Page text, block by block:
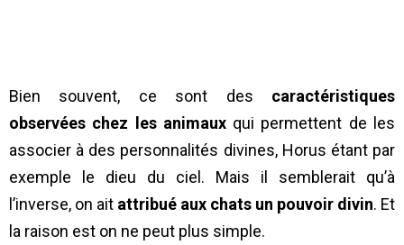
Bien souvent, ce sont des caractéristiques
observées chez les animauxqui permettent de les
associer à des personnalités divines, Horus étant par
exemple le dieu du ciel. Mais il semblerait qu’à
l’inverse, on ait attribué aux chats un pouvoir divin. Et
la raison est on ne peut plus simple.